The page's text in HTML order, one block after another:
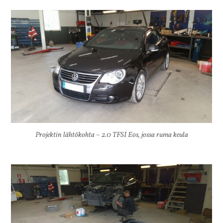
Projektin lähtökohta – 2.0 TFSI Eos, jossa ruma keula